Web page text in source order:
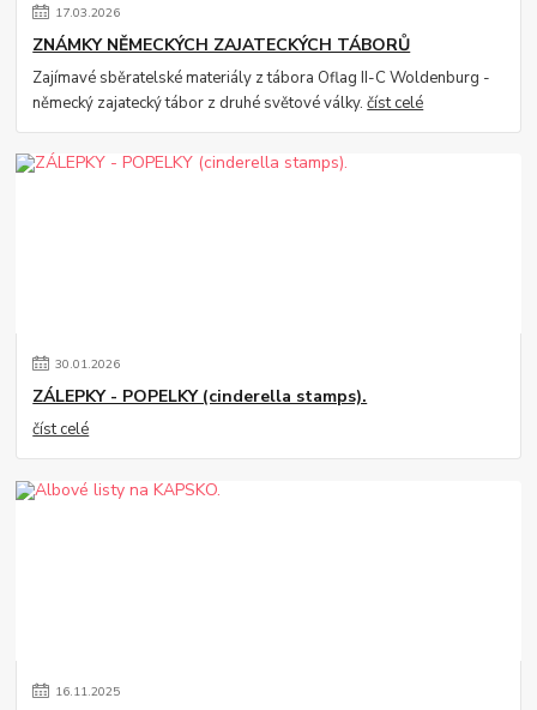
17.03.2026
ZNÁMKY NĚMECKÝCH ZAJATECKÝCH TÁBORŮ
Zajímavé sběratelské materiály z tábora Oflag II-C Woldenburg -
německý zajatecký tábor z druhé světové války.číst celé
30.01.2026
ZÁLEPKY - POPELKY (cinderella stamps).
číst celé
16.11.2025